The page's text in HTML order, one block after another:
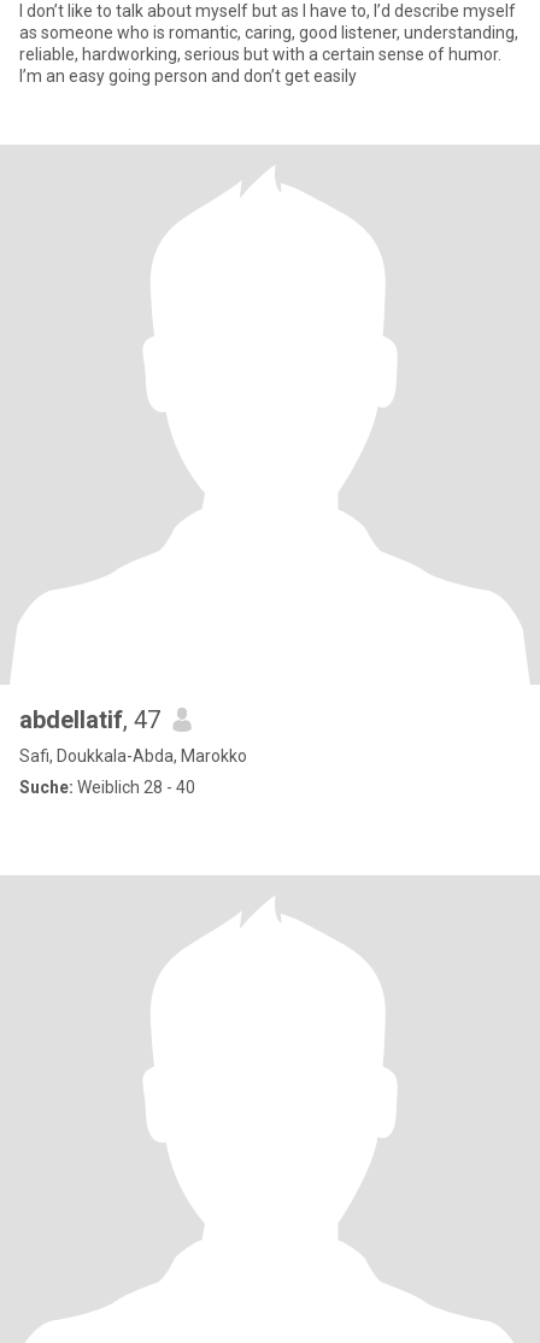
I don’t like to talk about myself but as I have to, I’d describe myself
as someone who is romantic, caring, good listener, understanding,
reliable, hardworking, serious but with a certain sense of humor.
I’m an easy going person and don’t get easily
abdellatif, 47
Safi, Doukkala-Abda, Marokko
Suche: Weiblich 28 - 40